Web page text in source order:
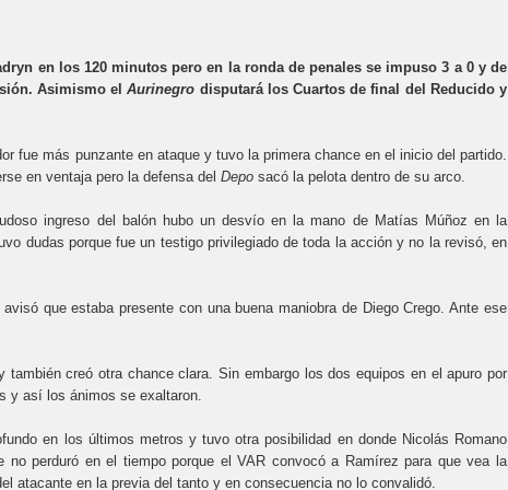
en los 120 minutos pero en la ronda de penales se impuso 3 a 0 y de
Asimismo elAurinegro disputará los Cuartos de final del Reducido y
fue más punzante en ataque y tuvo la primera chance en el inicio del partido.
en ventaja pero la defensa del Depo sacó la pelota dentro de su arco.
ingreso del balón hubo un desvío en la mano de Matías Múñoz en la
dudas porque fue un testigo privilegiado de toda la acción y no la revisó, en
que estaba presente con una buena maniobra de Diego Crego. Ante ese
creó otra chance clara. Sin embargo los dos equipos en el apuro por
y así los ánimos se exaltaron.
en los últimos metros y tuvo otra posibilidad en donde Nicolás Romano
perduró en el tiempo porque el VAR convocó a Ramírez para que vea la
atacante en la previa del tanto y en consecuencia no lo convalidó.